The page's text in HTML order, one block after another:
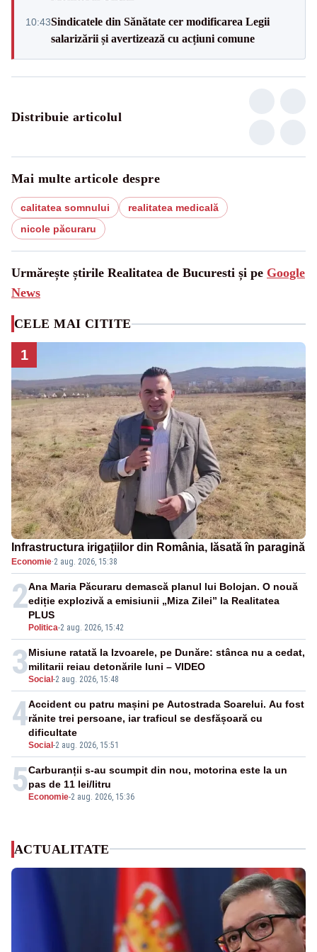
10:43Sindicatele din Sănătate cer modificarea Legii
salarizării și avertizează cu acțiuni comune
Distribuie articolul
Mai multe articole despre
calitatea somnului
realitatea medicală
nicole păcuraru
Urmărește știrile Realitatea de Bucuresti și pe Google
News
CELE MAI CITITE
1
Infrastructura irigațiilor din România, lăsată în paragină
Economie·2 aug. 2026, 15:38
2
Politica-2 aug. 2026, 15:42
Ana Maria Păcuraru demască planul lui Bolojan. O nouă
ediție explozivă a emisiunii „Miza Zilei” la Realitatea
PLUS
3Social-2 aug. 2026, 15:48
Misiune ratată la Izvoarele, pe Dunăre: stânca nu a cedat,
militarii reiau detonările luni – VIDEO
4
Social-2 aug. 2026, 15:51
Accident cu patru mașini pe Autostrada Soarelui. Au fost
rănite trei persoane, iar traficul se desfășoară cu
dificultate
5Economie-2 aug. 2026, 15:36
Carburanții s-au scumpit din nou, motorina este la un
pas de 11 lei/litru
ACTUALITATE